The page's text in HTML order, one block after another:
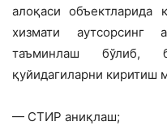
алоқаси объектларида
хизмати аутсорсинг
таъминлаш бўлиб,
қуйидагиларни киритиш
— СТИР аниқлаш;